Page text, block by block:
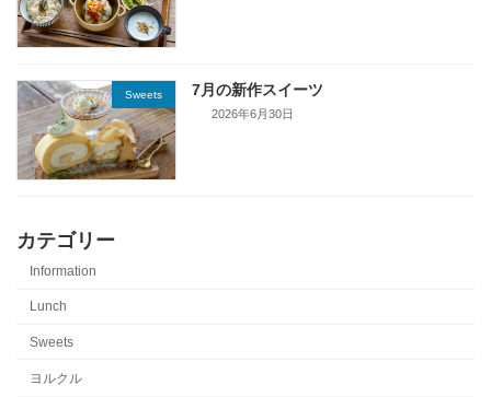
Sweets 7月の新作スイーツ
2026年6月30日
カテゴリー
Information
Lunch
Sweets
ヨルクル